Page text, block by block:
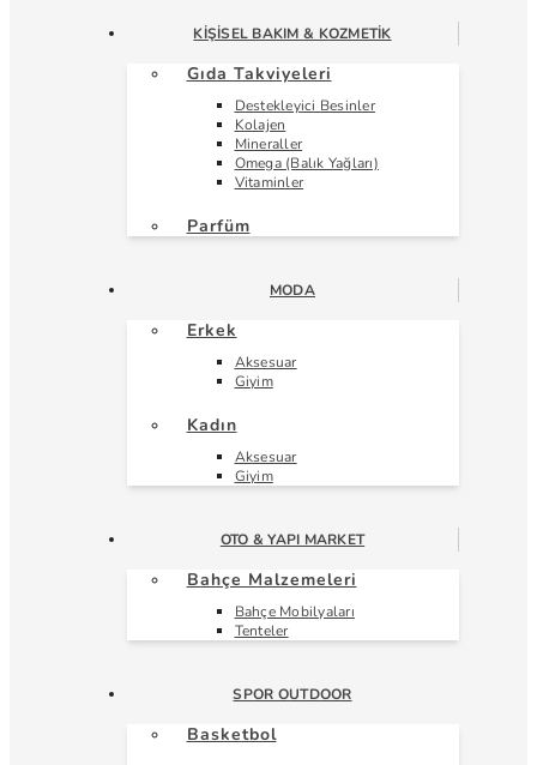
KIŞISEL BAKIM & KOZMETIK
Gıda Takviyeleri
Destekleyici Besinler
Kolajen
Mineraller
Omega (Balık Yağları)
Vitaminler
Parfüm
MODA
Erkek
Aksesuar
Giyim
Kadın
Aksesuar
Giyim
OTO & YAPI MARKET
Bahçe Malzemeleri
Bahçe Mobilyaları
Tenteler
SPOR OUTDOOR
Basketbol